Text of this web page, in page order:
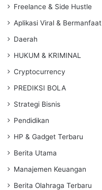
Freelance & Side Hustle
Aplikasi Viral & Bermanfaat
Daerah
HUKUM & KRIMINAL
Cryptocurrency
PREDIKSI BOLA
Strategi Bisnis
Pendidikan
HP & Gadget Terbaru
Berita Utama
Manajemen Keuangan
Berita Olahraga Terbaru